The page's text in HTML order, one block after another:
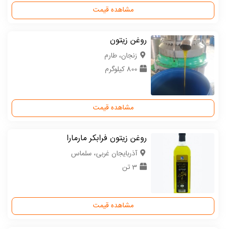
مشاهده قیمت
روغن زیتون
زنجان، طارم
800 کیلوگرم
مشاهده قیمت
روغن زیتون فرابکر مارمارا
آذربایجان غربی، سلماس
3 تن
مشاهده قیمت